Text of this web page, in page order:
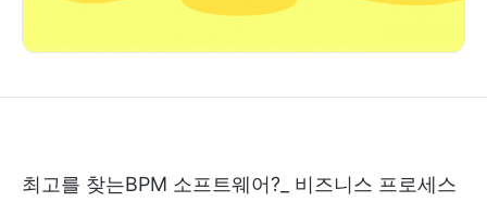
최고를 찾는BPM 소프트웨어?_ 비즈니스 프로세스